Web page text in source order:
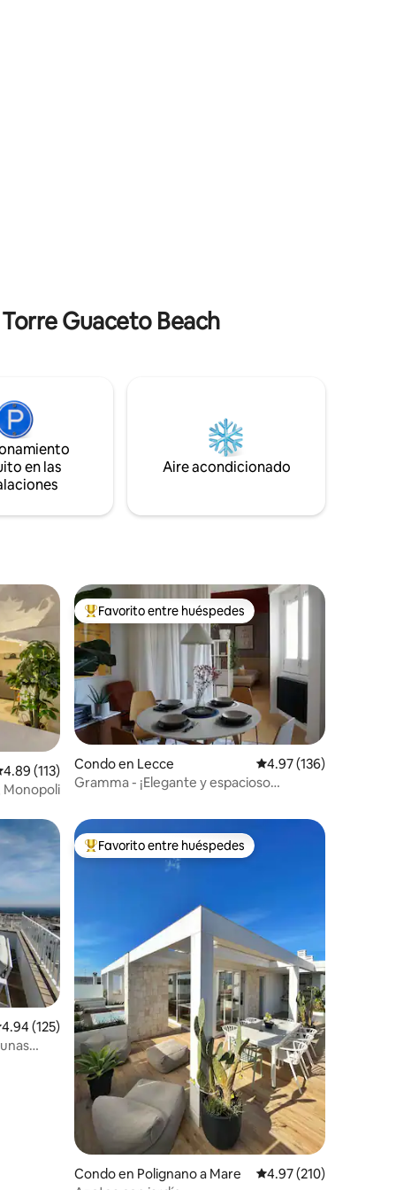
Guaceto Beach
en las
Aire acondicionado
promedio: 4.89 de 5, 113 reseñas
4.89 (113)
Monopoli
Favorito entre huéspedes preferido
Favorito entre huéspedes
Condo en Lecce Calificación promedio:
4.97 (136)
Gramma - ¡Elegante y espacioso
promedio: 4.94 de 5, 125 reseñas
4.94 (125)
Favorito entre huéspedes preferido
Favorito entre huéspedes
Condo en Polignano a Mare Calificación promedio:
4.97 (210)